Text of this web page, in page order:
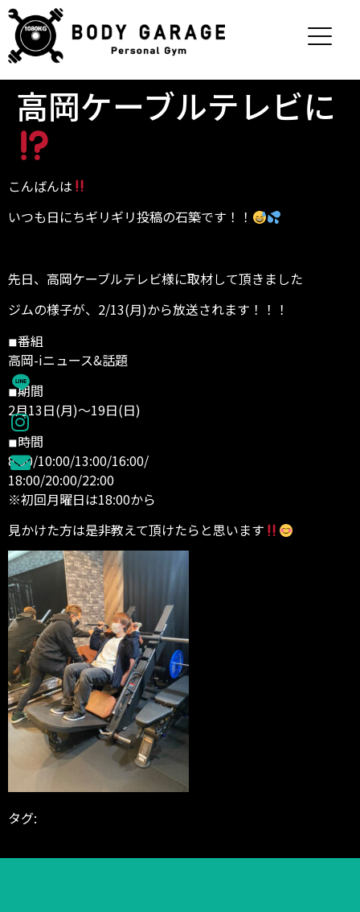
高岡ケーブルテレビに
こんばんは
いつも日にちギリギリ投稿の石築です！！
先日、高岡ケーブルテレビ様に取材して頂きました
ジムの様子が、2/13(月)から放送されます！！！
◾︎番組
高岡-iニュース&話題
◾︎期間
2月13日(月)～19日(日)
◾︎時間
8:00/10:00/13:00/16:00/
18:00/20:00/22:00
※初回月曜日は18:00から
見かけた方は是非教えて頂けたらと思います
タグ:
グ地域貢献富山県社会貢献鐘紡町高岡市